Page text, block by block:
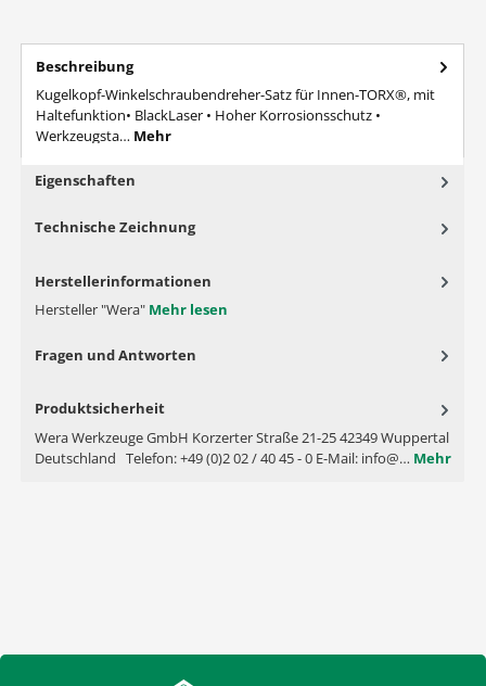
Beschreibung
Kugelkopf-Winkelschraubendreher-Satz für Innen-TORX®, mit
Haltefunktion• BlackLaser • Hoher Korrosionsschutz •
Werkzeugsta… Mehr
Eigenschaften
Technische Zeichnung
Herstellerinformationen
Hersteller "Wera" Mehr lesen
Fragen und Antworten
Produktsicherheit
Wera Werkzeuge GmbH Korzerter Straße 21-25 42349 Wuppertal
Deutschland Telefon: +49 (0)2 02 / 40 45 - 0 E-Mail: info@… Mehr